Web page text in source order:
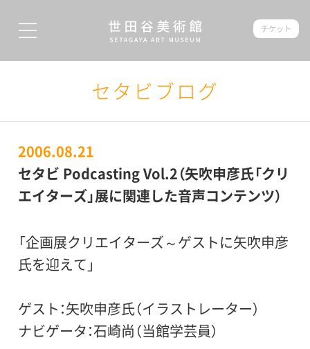
チケット
セタビブログ
2006.08.21
セタビ Podcasting Vol.2（矢吹申彦氏「クリ
エイターズ」展に関連した音声コンテンツ）
「企画展クリエイターズ～ゲストに矢吹申彦
氏を迎えて」
ゲスト：矢吹申彦氏（イラストレーター）
ナビゲータ：石崎尚（当館学芸員）